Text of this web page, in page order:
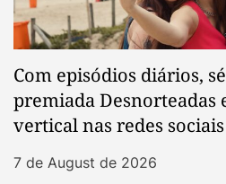
Com episódios diários,
premiada Desnorteadas
vertical nas redes sociais
7 de August de 2026